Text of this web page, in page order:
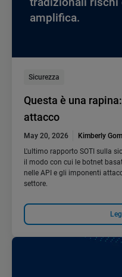
amplifica.
Sicurezza
Questa è una
attacco
May 20, 2026
Kimberly
L'ultimo rapporto SOTI sulla
il modo con cui le botnet
nelle API e gli imponenti
settore.